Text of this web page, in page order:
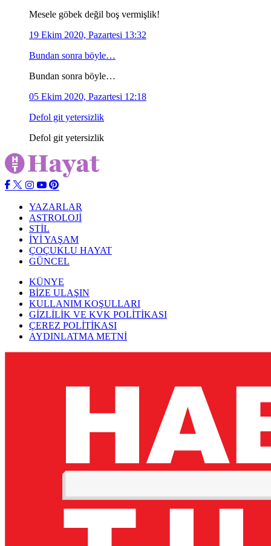
Mesele göbek değil boş vermişlik!
19 Ekim 2020, Pazartesi 13:32
Bundan sonra böyle…
Bundan sonra böyle…
05 Ekim 2020, Pazartesi 12:18
Defol git yetersizlik
Defol git yetersizlik
YAZARLAR
ASTROLOJİ
STİL
İYİ YAŞAM
ÇOÇUKLU HAYAT
GÜNCEL
KÜNYE
BİZE ULAŞIN
KULLANIM KOŞULLARI
GİZLİLİK VE KVK POLİTİKASI
ÇEREZ POLİTİKASI
AYDINLATMA METNİ